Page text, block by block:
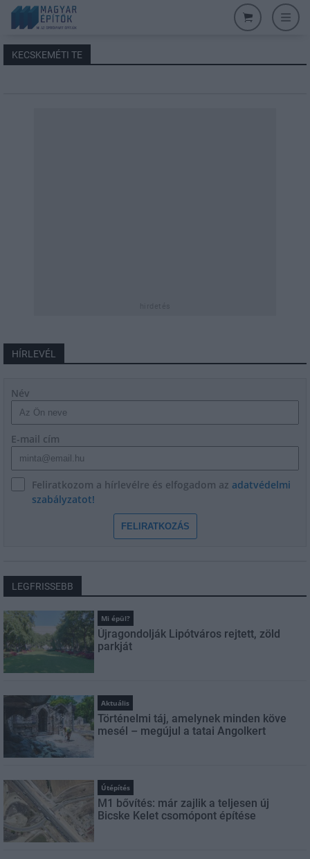
KECSKEMÉTI TE
HÍRLEVÉL
Név
E-mail cím
Feliratkozom a hírlevélre és elfogadom az adatvédelmi
szabályzatot!
FELIRATKOZÁS
LEGFRISSEBB
Mi épül?
Újragondolják Lipótváros rejtett, zöld
parkját
Aktuális
Történelmi táj, amelynek minden köve
mesél – megújul a tatai Angolkert
Útépítés
M1 bővítés: már zajlik a teljesen új
Bicske Kelet csomópont építése